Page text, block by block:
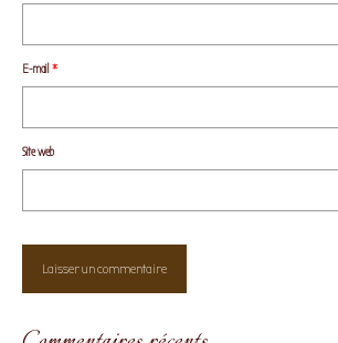
E-mail *
Site web